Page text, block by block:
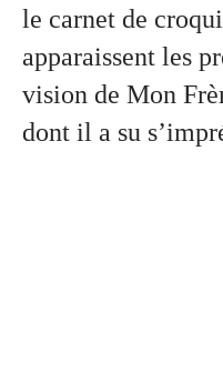
le carnet de
apparaissent les
vision de Mon
dont il a su